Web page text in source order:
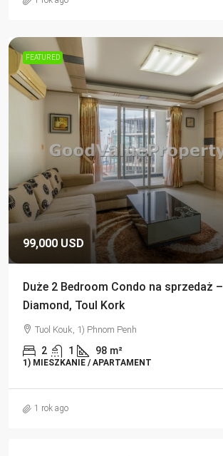
FEATURED
99,000 USD
Duże 2 Bedroom Condo na sprzedaż
Diamond, Toul Kork
Tuol Kouk, 1) Phnom Penh
2 1 98 m²
1) MIESZKANIE / APARTAMENT
1 rok ago